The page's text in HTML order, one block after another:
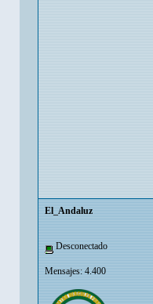
El_Andaluz
Desconectado
Mensajes: 4.400